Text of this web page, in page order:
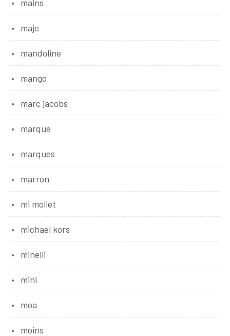
mains
maje
mandoline
mango
marc jacobs
marque
marques
marron
mi mollet
michael kors
minelli
mini
moa
moins